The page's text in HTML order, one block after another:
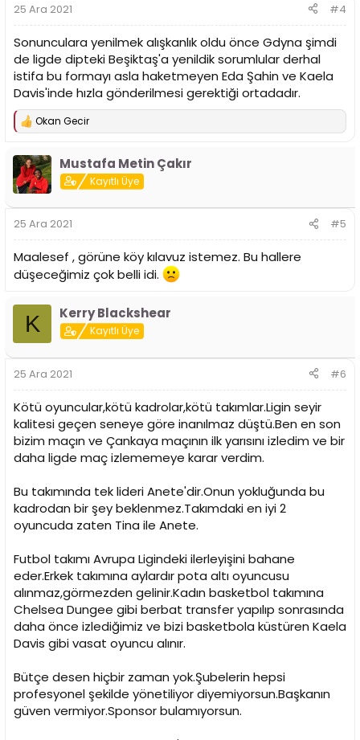
:
25 Ara 2021 #4
Sonunculara yenilmek alışkanlık oldu önce Gdyna şimdi
de ligde dipteki Beşiktaş'a yenildik sorumlular derhal
istifa bu formayı asla haketmeyen Eda Şahin ve Kaela
Davis'inde hızla gönderilmesi gerektiği ortadadır.
T
k
i
l
:
Okan Gecir
Mustafa Metin Çakır
Kayıtlı Üye
25 Ara 2021 #5
Maalesef , görüne köy kılavuz istemez. Bu hallere
düşeceğimiz çok belli idi.
K Kerry Blackshear
Kayıtlı Üye
25 Ara 2021 #6
Kötü oyuncular,kötü kadrolar,kötü takımlar.Ligin seyir
kalitesi geçen seneye göre inanılmaz düştü.Ben en son
bizim maçın ve Çankaya maçının ilk yarısını izledim ve bir
daha ligde maç izlememeye karar verdim.
Bu takımında tek lideri Anete'dir.Onun yokluğunda bu
kadrodan bir şey beklenmez.Takımdaki en iyi 2
oyuncuda zaten Tina ile Anete.
Futbol takımı Avrupa Ligindeki ilerleyişini bahane
eder.Erkek takımına aylardır pota altı oyuncusu
alınmaz,görmezden gelinir.Kadın basketbol takımına
Chelsea Dungee gibi berbat transfer yapılıp sonrasında
daha önce izlediğimiz ve bizi basketbola küstüren Kaela
Davis gibi vasat oyuncu alınır.
Bütçe desen hiçbir zaman yok.Şubelerin hepsi
profesyonel şekilde yönetiliyor diyemiyorsun.Başkanın
güven vermiyor.Sponsor bulamıyorsun.